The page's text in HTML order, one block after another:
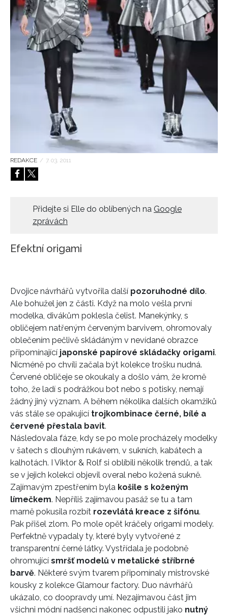
HOME
REDAKCE / 7. 03. 2011
Přidejte si Elle do oblíbených na Google
zprávách
Efektní origami
Dvojice návrhářů vytvořila další pozoruhodné dílo.
Ale bohužel jen z části. Když na molo vešla první
modelka, divákům poklesla čelist. Manekýnky, s
obličejem natřeným červeným barvivem, ohromovaly
oblečením pečlivě skládáným v nevídané obrazce
připomínající japonské papírové skládačky origami.
Nicméně po chvíli začala být kolekce trošku nudná.
Červené obličeje se okoukaly a došlo vám, že kromě
toho, že ladí s podrážkou bot nebo s potisky, nemají
žádný jiný význam. A během několika dalších okamžiků
vás stále se opakující trojkombinace černé, bílé a
červené přestala bavit.
Následovala fáze, kdy se po mole procházely modelky
v šatech s dlouhým rukávem, v sukních, kabátech a
kalhotách. I Viktor & Rolf si oblíbili několik trendů, a tak
se v jejich kolekci objevil overal nebo kožená sukně.
Zajímavým zpestřením byla košile s koženým
límečkem. Nepříliš zajímavou pasáž se tu a tam
marně pokusila rozbít rozevlátá kreace z šifónu.
Pak přišel zlom. Po mole opět kráčely origami modely.
Perfektně vypadaly ty, které byly vytvořené z
transparentní černé látky. Vystřídala je podobně
ohromující smršť modelů v metalické stříbrné
barvě. Některé svým tvarem připomínaly mistrovské
kousky z kolekce Glamour factory. Duo návrhářů
ukázalo, co doopravdy umí. Nezajímavou část jim
všichni módní nadšenci nakonec odpustili jako nutný